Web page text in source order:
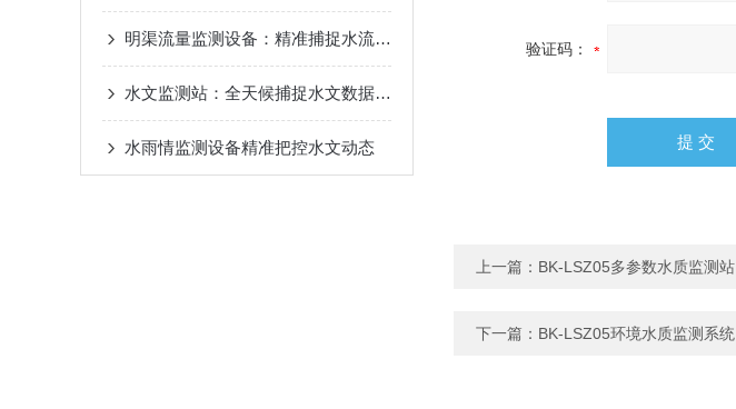
明渠流量监测设备：精准捕捉水流数据，守护水利监测“生命线”​
水文监测站：全天候捕捉水文数据，筑牢水安全“智慧防线”
水雨情监测设备精准把控水文动态
验证码：
上一篇： BK-LSZ05多参数水质监测站
下一篇： BK-LSZ05环境水质监测系统